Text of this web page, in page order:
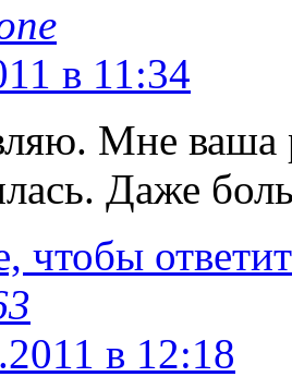
в 11:34
Мне ваша
Даже
чтобы
в 12:18